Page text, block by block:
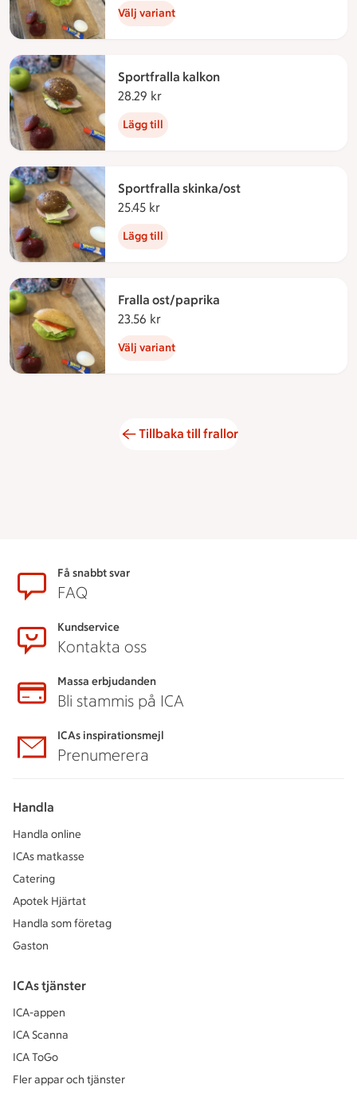
Välj variant
Sportfralla kalkon
28.29 kr
Lägg till
Sportfralla skinka/ost
25.45 kr
Lägg till
Fralla ost/paprika
23.56 kr
Välj variant
Tillbaka till frallor
SidfotFå snabbt svar
FAQ
Kundservice
Kontakta oss
Massa erbjudanden
Bli stammis på ICA
ICAs inspirationsmejl
Prenumerera
Handla
Handla online
ICAs matkasse
Catering
Apotek Hjärtat
Handla som företag
Gaston
ICAs tjänster
ICA-appen
ICA Scanna
ICA ToGo
Fler appar och tjänster